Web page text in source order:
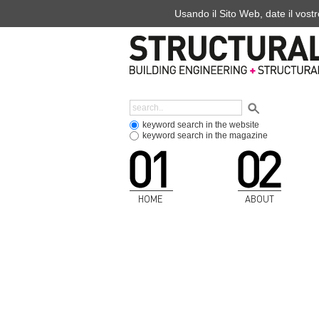
keyword search in the website
keyword search in the magazine
HOME ABOUT
Usando il Sito Web, date il